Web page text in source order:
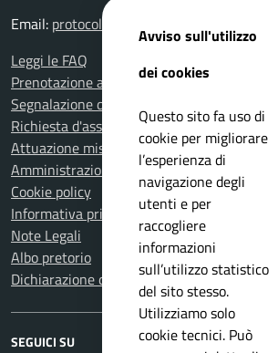
Email:
Leggi le FAQ
Prenotazione appuntamento
Segnalazione disservizio
Richiesta d'assistenza
Attuazione misure PNRR
Amministrazione trasparente
Cookie policy
Informativa privacy
Note Legali
Albo pretorio
Dichiarazione di accessibilità
SEGUICI SU
Avviso sull'utilizzo
dei cookies
Questo sito fa uso di
cookie per migliorare
l’esperienza di
navigazione degli
utenti e per
raccogliere
informazioni
sull’utilizzo statistico
del sito stesso.
Utilizziamo solo
cookie tecnici. Può